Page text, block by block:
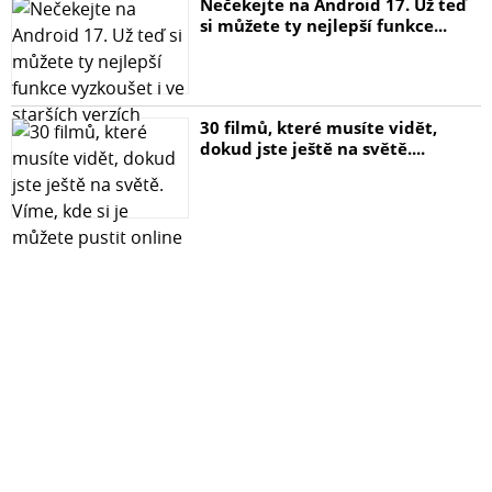
Balení obsahuje:
tvrzené sklo
čistící hadřík s alkoholem
hadřík z mikrovlákna
Další příslušenství pro Xiaomi 13
si můžete ty nejlepší funkce...
30 filmů, které musíte vidět,
dokud jste ještě na světě....